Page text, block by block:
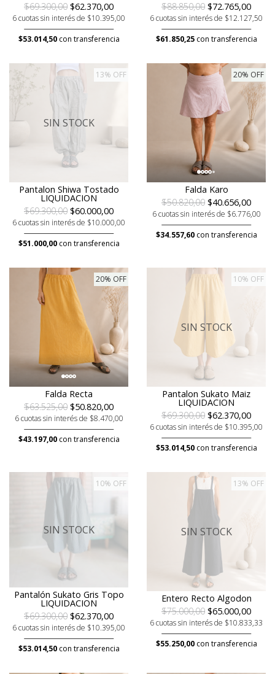
$69.300,00 $62.370,00
6 cuotas sin interés de $10.395,00
$53.014,50con transferencia
$88.850,00 $72.765,00
6 cuotas sin interés de $12.127,50
$61.850,25con transferencia
13% OFF
SIN STOCK
Pantalon Shiwa Tostado
LIQUIDACION
$69.300,00 $60.000,00
6 cuotas sin interés de $10.000,00
$51.000,00con transferencia
20% OFF
Falda Karo
$50.820,00 $40.656,00
6 cuotas sin interés de $6.776,00
$34.557,60con transferencia
20% OFF
Falda Recta
$63.525,00 $50.820,00
6 cuotas sin interés de $8.470,00
$43.197,00con transferencia
10% OFF
SIN STOCK
Pantalon Sukato Maiz
LIQUIDACION
$69.300,00 $62.370,00
6 cuotas sin interés de $10.395,00
$53.014,50con transferencia
10% OFF
SIN STOCK
Pantalón Sukato Gris Topo
LIQUIDACION
$69.300,00 $62.370,00
6 cuotas sin interés de $10.395,00
$53.014,50con transferencia
13% OFF
SIN STOCK
Entero Recto Algodon
$75.000,00 $65.000,00
6 cuotas sin interés de $10.833,33
$55.250,00con transferencia